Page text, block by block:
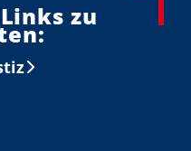
zu